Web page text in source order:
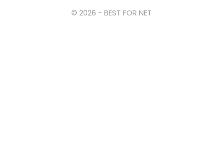
© 2026 - BEST FOR NET